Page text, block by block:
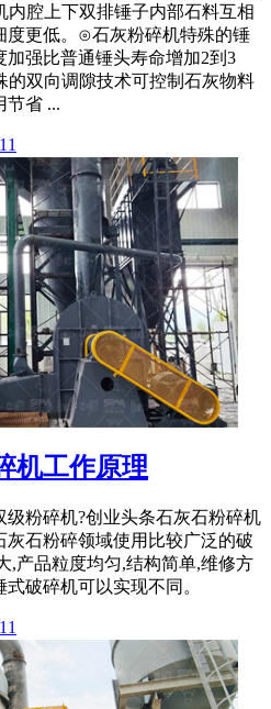
腔上下双排锤子内部石料互相
度更低。⊙石灰粉碎机特殊的锤
强比普通锤头寿命增加2到3
双向调隙技术可控制石灰物料
节省 ...
机工作原理
粉碎机?创业头条石灰石粉碎机
灰石粉碎领域使用比较广泛的破
,产品粒度均匀,结构简单,维修方
破碎机可以实现不同。